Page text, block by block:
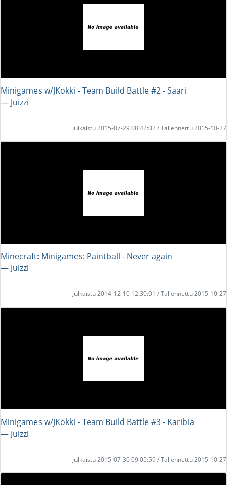
Minigames w/JKokki - Team Build Battle #2 - Saari
― Juizzi
Julkaistu 2015-07-29 08:42:02 / Tallennettu 2015-10-27
Minecraft: Minigames: Paintball - Never again
― Juizzi
Julkaistu 2014-12-10 12:30:01 / Tallennettu 2015-10-27
Minigames w/JKokki - Team Build Battle #3 - Karibia
― Juizzi
Julkaistu 2015-07-30 09:05:59 / Tallennettu 2015-10-27